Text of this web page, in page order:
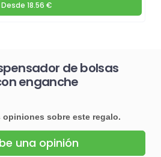
Desde 18.56 €
de bolsas
enganche
opiniones sobre este regalo.
una opinión